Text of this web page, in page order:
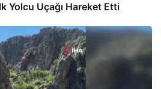
Yolcu Uçağı Hareket Etti